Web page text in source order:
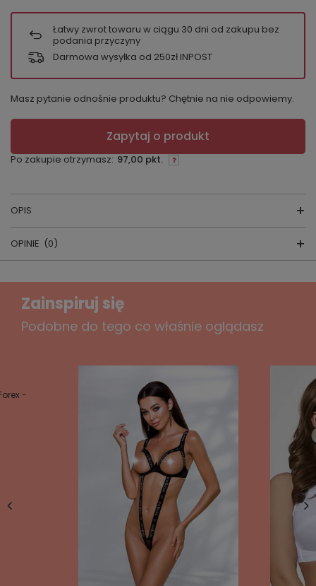
Łatwy zwrot towaru w ciągu 30 dni od zakupu bez
podania przyczyny
Darmowa wysyłka od 250zł INPOST
Masz pytanie odnośnie produktu? Chętnie na nie odpowiemy.
Zapytaj o produkt
Po zakupie otrzymasz: 97,00 pkt.
OPIS
Elegancki i przyjemny w dotyku koc, ozdobiony
wyjątkowości, dzięki czemu stanowi idealny dodatek
do wnętrza. Wykonany z wysokiej jakości poliestru,
koc zapewnia miękkość oraz komfort użytkowania.
Gramatura: 280 g/m2
OPINIE (0)
Napisz swoją opinię
5/5
Dodaj własne zdjęcie produktu:
Zainspiruj się
Podobne do tego co właśnie oglądasz
-